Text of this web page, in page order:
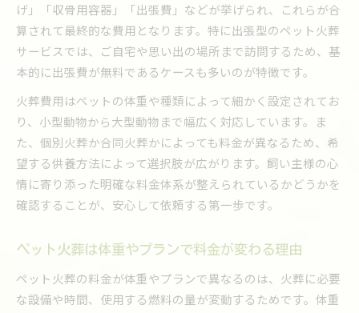
ペット火葬費用を抑える工夫と選択肢を提案
ペット火葬のお金がない時の対応策を考える
無理のないペット火葬プランの選び方とは
ペット火葬で利用できるサポート制度を紹介
納得できるペット火葬を叶えるコツ
ペット火葬で後悔しない選択をするポイント
ペット火葬サービスを比較して納得の決定を
ペット火葬の口コミや評判の活用方法を解説
ペット火葬時に大切な心の準備と向き合い方
家族で考えるペット火葬と供養の流れ
ペット火葬から供養まで家族で話し合う意義
げ」「収骨用容器」「出張費」などが挙げられ、これらが合
算されて最終的な費用となります。特に出張型のペット火葬
サービスでは、ご自宅や思い出の場所まで訪問するため、基
本的に出張費が無料であるケースも多いのが特徴です。
火葬費用はペットの体重や種類によって細かく設定されてお
り、小型動物から大型動物まで幅広く対応しています。ま
た、個別火葬か合同火葬かによっても料金が異なるため、希
望する供養方法によって選択肢が広がります。飼い主様の心
情に寄り添った明確な料金体系が整えられているかどうかを
確認することが、安心して依頼する第一歩です。
ペット火葬は体重やプランで料金が変わる理由
ペット火葬の料金が体重やプランで異なるのは、火葬に必要
な設備や時間、使用する燃料の量が変動するためです。体重